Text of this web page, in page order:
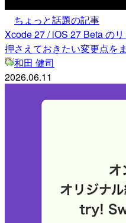
ちょっと話題の記事
Xcode 27 / iOS 27 Beta の
押さえておきたい変更点を
和田 健司
2026.06.11